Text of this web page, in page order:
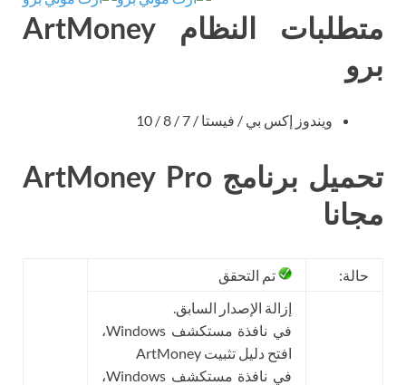
متطلبات النظام ArtMoney
برو
ويندوز إكس بي / فيستا / 7 / 8 / 10
تحميل برنامج ArtMoney Pro
مجانا
حالة:
تم التحقق
إزالة الإصدار السابق.
في نافذة مستكشف Windows،
افتح دليل تثبيت ArtMoney
في نافذة مستكشف Windows،